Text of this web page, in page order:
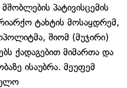
პატივისცემის
ტახტის მოსაყდრემ,
შიომ (მუჯირი)
ქადაგებით მიმართა და
ისაუბრა. მეუფემ